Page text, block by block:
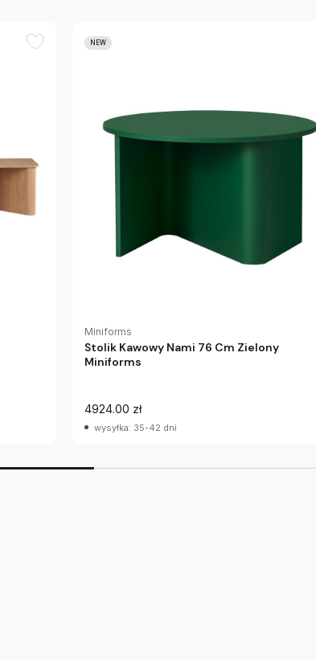
NEW
Miniforms
Stolik Kawowy Nami 76 Cm Zielony
Miniforms
4924.00 zł
wysyłka: 35-42 dni